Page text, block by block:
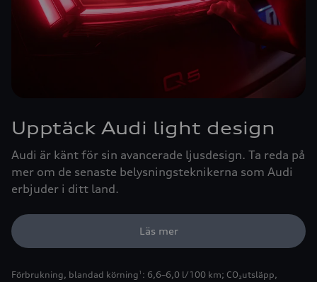
Upptäck Audi light design
Audi är känt för sin avancerade ljusdesign. Ta reda på
mer om de senaste belysningsteknikerna som Audi
erbjuder i ditt land.
Läs mer
Förbrukning, blandad körning 1 : 6,6–6,0 l/100 km; CO₂utsläpp,